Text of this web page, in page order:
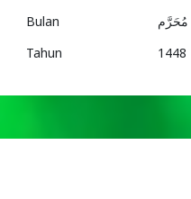
Bulan
مُحَرَّم
Tahun
1448